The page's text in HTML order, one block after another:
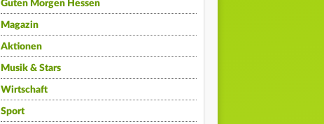
Guten Morgen Hessen
Magazin
Aktionen
Musik & Stars
Wirtschaft
Sport